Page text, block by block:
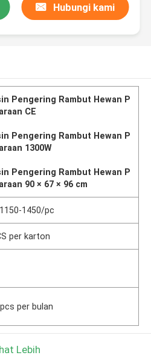
Hubungi kami
Pengering Rambut Hewan P
CE
Pengering Rambut Hewan P
1300W
Pengering Rambut Hewan P
90 × 67 × 96 cm
1450/pc
per karton
per bulan
Lebih